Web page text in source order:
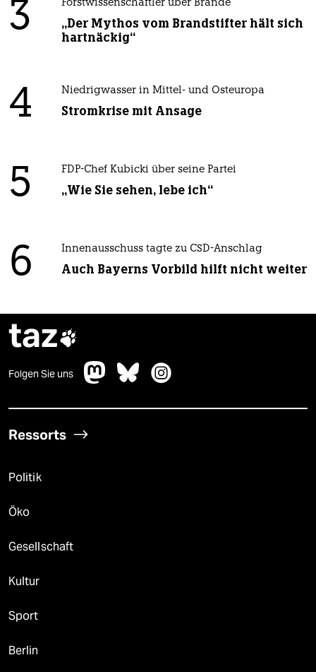
3 Forstwissenschaftler über Brände
„Der Mythos vom Brandstifter hält sich
hartnäckig“
4 Niedrigwasser in Mittel- und Osteuropa
Stromkrise mit Ansage
5 FDP-Chef Kubicki über seine Partei
„Wie Sie sehen, lebe ich“
6 Innenausschuss tagte zu CSD-Anschlag
Auch Bayerns Vorbild hilft nicht weiter
taz
Folgen Sie uns
Ressorts
Politik
Öko
Gesellschaft
Kultur
Sport
Berlin